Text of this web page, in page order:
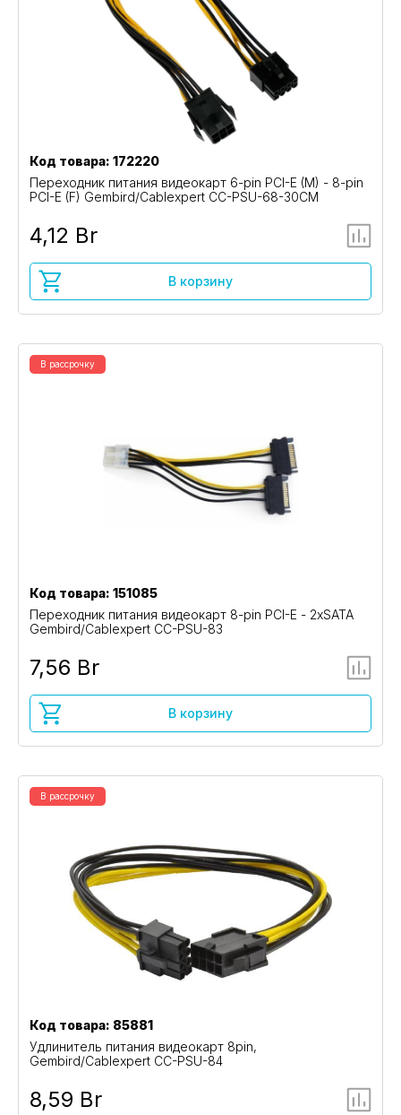
Код товара: 172220
Переходник питания видеокарт 6-pin PCI-E (M) - 8-pin
PCI-E (F) Gembird/Cablexpert CC-PSU-68-30CM
4,12 Br
В корзину
В рассрочку
Код товара: 151085
Переходник питания видеокарт 8-pin PCI-E - 2xSATA
Gembird/Cablexpert CC-PSU-83
7,56 Br
В корзину
В рассрочку
Код товара: 85881
Удлинитель питания видеокарт 8pin,
Gembird/Cablexpert CC-PSU-84
8,59 Br